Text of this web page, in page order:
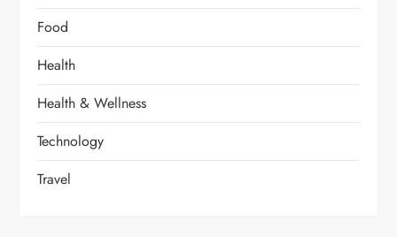
Food
Health
Health & Wellness
Technology
Travel